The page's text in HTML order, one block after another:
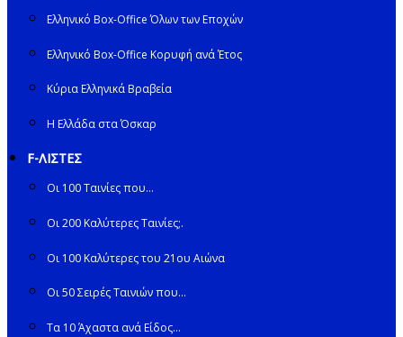
Ελληνικό Box-Office Όλων των Εποχών
Ελληνικό Box-Office Κορυφή ανά Έτος
Κύρια Ελληνικά Βραβεία
Η Ελλάδα στα Όσκαρ
F-ΛΙΣΤΕΣ
Οι 100 Ταινίες που…
Οι 200 Καλύτερες Ταινίες;.
Οι 100 Καλύτερες του 21ου Αιώνα
Οι 50 Σειρές Ταινιών που…
Τα 10 Άχαστα ανά Είδος…